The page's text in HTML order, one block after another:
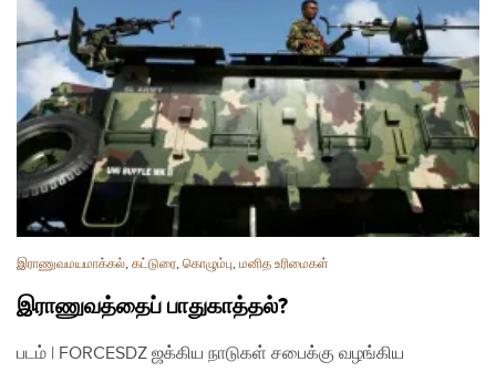
இராணுவமயமாக்கல், கட்டுரை, கொழும்பு, மனித உரிமைகள்
இராணுவத்தைப் பாதுகாத்தல்?
படம் | FORCESDZ ஜக்கிய நாடுகள் சபைக்கு வழங்கிய